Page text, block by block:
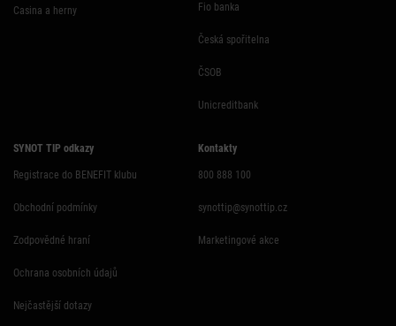
Casina a herny Fio banka
Česká spořitelna
ČSOB
Unicreditbank
SYNOT TIP odkazy
Registrace do BENEFIT klubu
Obchodní podmínky
Zodpovědné hraní
Ochrana osobních údajů
Nejčastější dotazy
Kontakty
800 888 100
synottip@synottip.cz
Marketingové akce